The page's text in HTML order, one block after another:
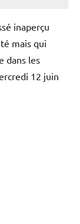
inaperçu
mais qui
dans les
12 juin